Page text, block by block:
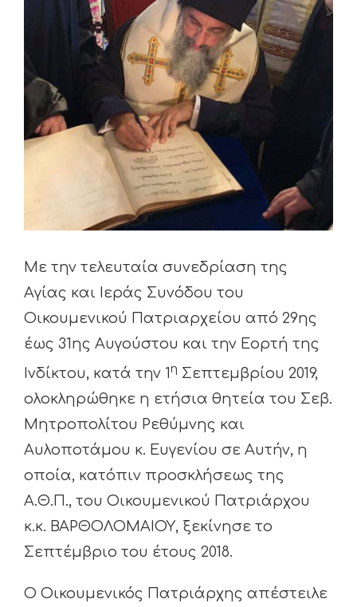
Με την τελευταία συνεδρίαση της
Αγίας και Ιεράς Συνόδου του
Οικουμενικού Πατριαρχείου από 29ης
έως 31ης Αυγούστου και την Εορτή της
Ινδίκτου, κατά την 1η Σεπτεμβρίου 2019,
ολοκληρώθηκε η ετήσια θητεία του Σεβ.
Μητροπολίτου Ρεθύμνης και
Αυλοποτάμου κ. Ευγενίου σε Αυτήν, η
οποία, κατόπιν προσκλήσεως της
Α.Θ.Π., του Οικουμενικού Πατριάρχου
κ.κ. ΒΑΡΘΟΛΟΜΑΙΟΥ, ξεκίνησε το
Σεπτέμβριο του έτους 2018.
Ο Οικουμενικός Πατριάρχης απέστειλε